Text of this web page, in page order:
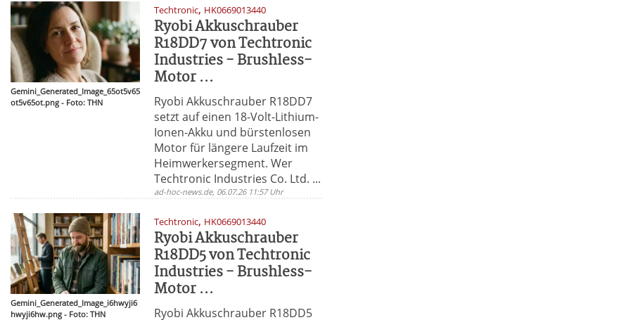
Gemini_Generated_Image_65ot5v65
ot5v65ot.png - Foto: THN
Techtronic, HK0669013440
Ryobi Akkuschrauber
R18DD7 von Techtronic
Industries - Brushless-
Motor ...
Ryobi Akkuschrauber R18DD7
setzt auf einen 18-Volt-Lithium-
Ionen-Akku und bürstenlosen
Motor für längere Laufzeit im
Heimwerkersegment. Wer
Techtronic Industries Co. Ltd. ...
ad-hoc-news.de, 06.07.26 11:57 Uhr
Gemini_Generated_Image_i6hwyji6
hwyji6hw.png - Foto: THN
Techtronic, HK0669013440
Ryobi Akkuschrauber
R18DD5 von Techtronic
Industries - Brushless-
Motor ...
Ryobi Akkuschrauber R18DD5